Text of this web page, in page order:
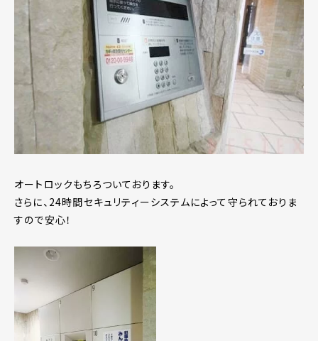
オートロックもちろついております。
さらに、24時間セキュリティーシステムによって守られておりま
すので安心！